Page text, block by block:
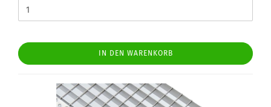
IN DEN WARENKORB